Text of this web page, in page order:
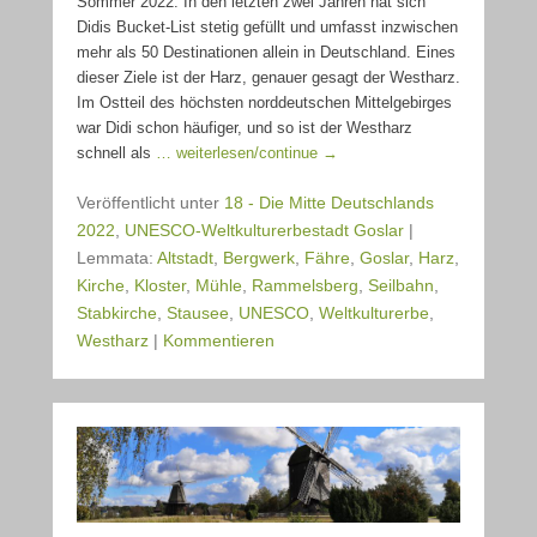
Didis Bucket-List stetig gefüllt und umfasst inzwischen
mehr als 50 Destinationen allein in Deutschland. Eines
dieser Ziele ist der Harz, genauer gesagt der Westharz.
Im Ostteil des höchsten norddeutschen Mittelgebirges
war Didi schon häufiger, und so ist der Westharz
schnell als … weiterlesen/continue →
Veröffentlicht unter 18 - Die Mitte Deutschlands
2022
UNESCO-Weltkulturerbestadt Goslar |
Lemmata: Altstadt Bergwerk Fähre Goslar, Harz
Kirche Kloster, Mühle Rammelsberg Seilbahn
Stabkirche Stausee UNESCO Weltkulturerbe
Westharz | Kommentieren